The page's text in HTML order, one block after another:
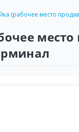
(рабочее место